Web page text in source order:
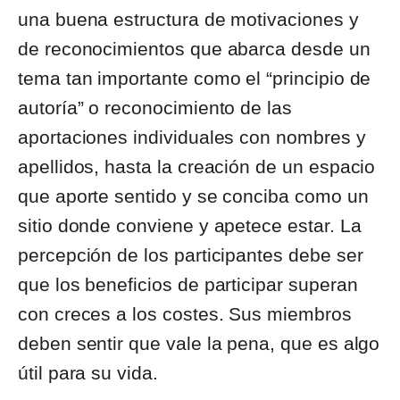
una buena estructura de motivaciones y
de reconocimientos que abarca desde un
tema tan importante como el “principio de
autoría” o reconocimiento de las
aportaciones individuales con nombres y
apellidos, hasta la creación de un espacio
que aporte sentido y se conciba como un
sitio donde conviene y apetece estar. La
percepción de los participantes debe ser
que los beneficios de participar superan
con creces a los costes. Sus miembros
deben sentir que vale la pena, que es algo
útil para su vida.